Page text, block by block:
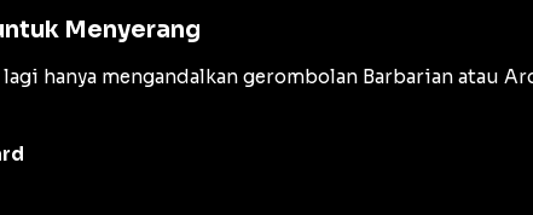
Menyerang
hanya mengandalkan gerombolan Barbarian atau